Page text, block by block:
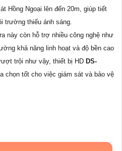
Hồng Ngoại lên đến 20m, giúp tiết
trường thiếu ánh sáng.
này còn hỗ trợ nhiều công nghệ như
khả năng linh hoạt và độ bền cao
trội như vậy, thiết bị HD DS-
chọn tốt cho việc giám sát và bảo vệ